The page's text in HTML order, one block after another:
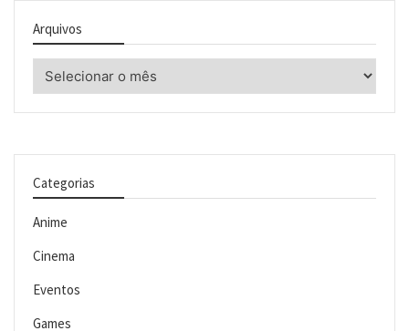
Arquivos
Categorias
Anime
Cinema
Eventos
Games